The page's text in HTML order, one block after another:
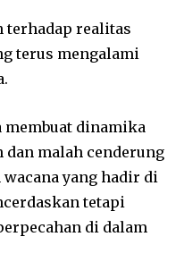
terhadap realitas
terus mengalami
membuat dinamika
malah cenderung
yang hadir di
tetapi
di dalam